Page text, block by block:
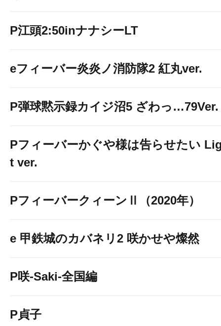
P江頭2:50inナナシーLT
eフィーバー炎炎ノ消防隊2 紅丸ver.
P弾球黙示録カイジ沼5 ざわっ…79Ver.
Pフィーバーかぐや様は告らせたい
t ver.
PフィーバークィーンⅡ（2020年）
e 甲鉄城のカバネリ2 咲かせや燦然
P咲-Saki-全国編
P貞子